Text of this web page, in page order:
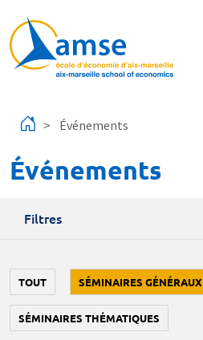
Événements
Événements
Filtres
TOUT SÉMINAIRES GÉNÉRAUX
SÉMINAIRES THÉMATIQUES